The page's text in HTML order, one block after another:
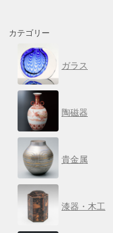
カテゴリー
ガラス
陶磁器
貴金属
漆器・木工